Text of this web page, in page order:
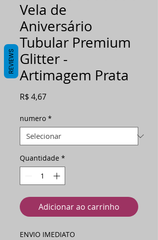
Vela de
Aniversário
Tubular Premium
Glitter -
Artimagem Prata
R$ 4,67Preço
numero *
Quantidade *
Adicionar ao carrinho
ENVIO IMEDIATO
REVIEWS